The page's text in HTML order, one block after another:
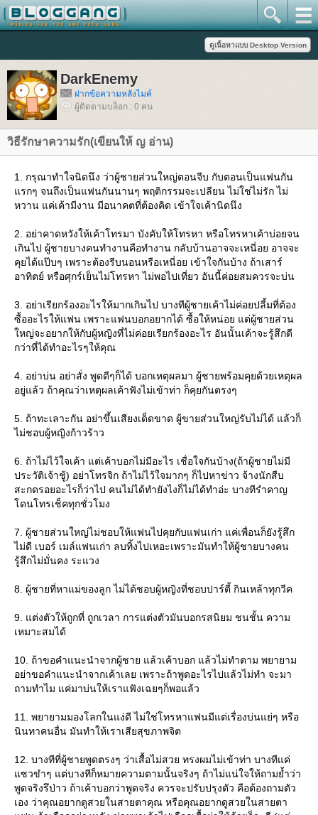
DarkEnemy
ฝากข้อความหลังไมค์
ผู้ติดตามบล็อก : 0 คน
วิธีรักษาความรัก(เขียนให้ ญ อ่าน)
1. กรุณาทำใจนิดนึง ว่าผู้ชายส่วนใหญ่ตอนจีบ กับตอนเป็นแฟนกัน
รกๆ จนถึงเป็นแฟนกันนานๆ พฤติกรรมจะเปลียน ไม่ใช่ไม่รัก ไม่
หวาน แค่เค้ามีงาน มีอนาคตที่ต้องคิด เข้าใจเค้านิดนึง
2. อย่าคาดหวังให้เค้าโทรมา บังคับให้โทรหา หรือโทรหาเค้าบ่อยจน
เกินไป ผู้ชายบางคนทำงานคือทำงาน กลับบ้านอาจจะเหนี่อย อาจจะ
คุยได้แป๊บๆ เพราะต้องรีบนอนหรือเหนี่อย เข้าใจกันบ้าง ถ้าเสาร์
อาทิตย์ หรือศุกร์เย็นไม่โทรหา ไม่พอไปเที่ยว อันนี้ค่อยสมควรจะบ่น
3. อย่าเรียกร้องอะไรให้มากเกินไป บางทีผู้ชายเค้าไม่ค่อยปลี้มที่ต้อง
ซื้ออะไรให้แฟน เพราะแฟนบอกอยากได้ ซื้อให้หน่อย แต่ผู้ชายส่วน
หญ่จะอยากให้กับผู้หญิงที่ไม่ค่อยเรียกร้องอะไร อันนั้นเค้าจะรู้สึกดี
กว่าที่ได้ทำอะไรๆให้คุณ
4. อย่าบ่น อย่าสั่ง พูดดีๆก็ได้ บอกเหตุผลมา ผู้ชายพร้อมคุยด้วยเหตุผล
อยู่แล้ว ถ้าคุณว่าเหตุผลเค้าฟังไม่เข้าท่า ก็คุยกันตรงๆ
5. ถ้าทะเลาะกัน อย่าขึ้นเสียงเด็ดขาด ผู้ขายส่วนใหญ่รับไม่ได้ แล้วก็
ไม่ชอบผู้หญิงก้าวร้าว
6. ถ้าไม่ไว้ใจเค้า แต่เค้าบอกไม่มีอะไร เชื่อใจกันบ้าง(ถ้าผู้ชายไม่มี
ประวัติเจ้าชู้) อย่าโทรจิก ถ้าไม่ไว้ใจมากๆ ก็ไปหาข่าว จ้างนักสืบ
สะกดรอยอะไรก็ว่าไป คนไม่ได้ทำยังไงก็ไม่ได้ทำอ่ะ บางทีรำคาญ
ดนโทรเช็คทุกชั่วโมง
7. ผู้ชายส่วนใหญ่ไม่ชอบให้แฟนไปคุยกับแฟนเก่า แค่เพื่อนก็ยังรู้สึก
ไม่ดี เบอร์ เมล์แฟนเก่า ลบทิ้งไปเหอะเพราะมันทำให้ผู้ชายบางคน
รู้สึกไม่มั่นคง ระแวง
8. ผู้ชายที่หาแม่ของลูก ไม่ได้ชอบผู้หญิงที่ชอบปาร์ตี้ กินเหล้าทุกวีค
9. แต่งตัวให้ถูกที่ ถูกเวลา การแต่งตัวมันบอกรสนิยม ชนชั้น ความ
เหมาะสมได้
10. ถ้าขอคำแนะนำจากผู้ชาย แล้วเค้าบอก แล้วไม่ทำตาม พยายาม
อย่าขอคำแนะนำจากเค้าเลย เพราะถ้าพูดอะไรไปแล้วไม่ทำ จะมา
ถามทำไม แค่มาบ่นให้เราแฟังเฉยๆก็พอแล้ว
11. พยายามมองโลกในแง่ดี ไม่ใช่โทรหาแฟนมีแต่เรื่องบ่นแย่ๆ หรือ
นินทาคนอื่น มันทำให้เราเสียสุขภาพจิต
12. บางทีที่ผู้ชายพูดตรงๆ ว่าเสื้อไม่สวย ทรงผมไม่เข้าท่า บางทีแค่
ซวขำๆ แต่บางทีก็หมายความตามนั้นจริงๆ ถ้าไม่แน่ใจให้ถามย้ำว่า
พูดจริงรึป่าว ถ้าเค้าบอกว่าพูดจริง ควรจะปรับปรุงตัว คือต้องถามตัว
เอง ว่าคุณอยากดูสวยในสายตาคุณ หรือคุณอยากดูสวยในสายตา